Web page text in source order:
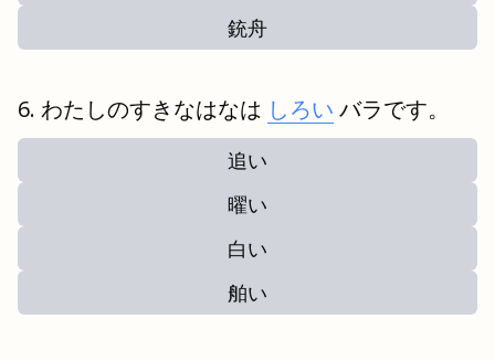
銃舟
わたしのすきなはなは しろい バラです。
追い
曜い
白い
舶い